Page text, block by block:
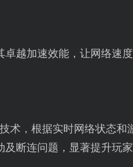
越加速效能，让网络速度
术，根据实时网络状态
断连问题，显著提升玩家